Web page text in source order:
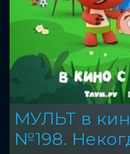
МУЛЬТ в
№198.